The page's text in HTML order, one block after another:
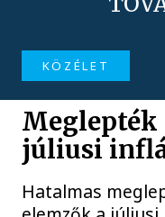
KÖZÉLET
Meglepték
júliusi
Hatalmas